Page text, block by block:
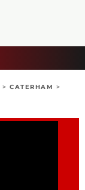
> CATERHAM >